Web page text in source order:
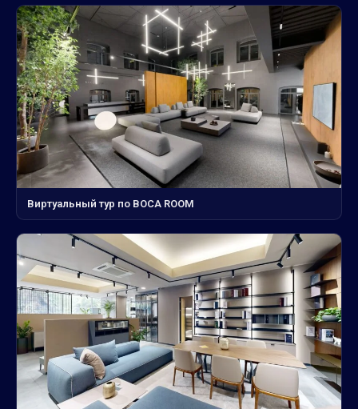
Виртуальный тур по BOCA ROOM